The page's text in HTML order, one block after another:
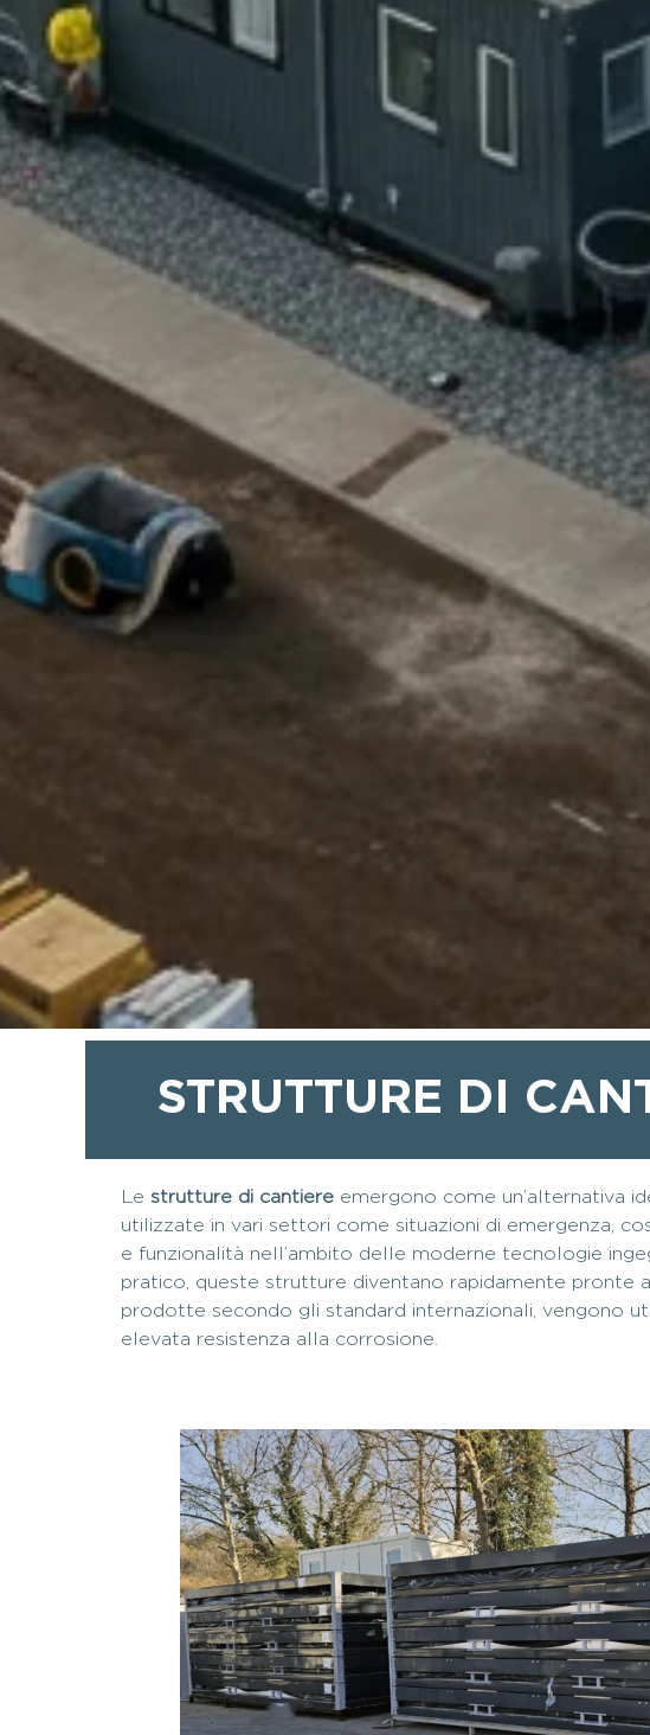
STRUTTURE DI
Le strutture di cantiere emergono come un’alternativa
utilizzate in vari settori come situazioni di emergenza,
e funzionalità nell’ambito delle moderne tecnologie
pratico, queste strutture diventano rapidamente pronte
prodotte secondo gli standard internazionali, vengono
elevata resistenza alla corrosione.